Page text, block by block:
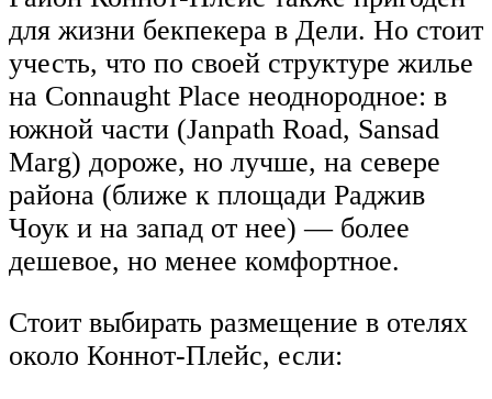
для жизни бекпекера в Дели. Но стоит
учесть, что по своей структуре жилье
на Connaught Place неоднородное: в
южной части (Janpath Road, Sansad
Marg) дороже, но лучше, на севере
района (ближе к площади Раджив
Чоук и на запад от нее) — более
дешевое, но менее комфортное.
Стоит выбирать размещение в отелях
около Коннот-Плейс, если: